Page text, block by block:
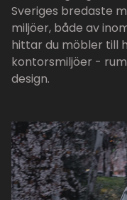
Sveriges bredaste
miljöer, både av
hittar du möbler till
kontorsmiljöer -
design.